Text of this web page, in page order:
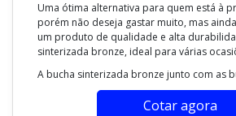
Uma ótima alternativa para quem está à
porém não deseja gastar muito, mas
um produto de qualidade e alta
sinterizada bronze, ideal para várias
A bucha sinterizada bronze junto com as
Cotar agora